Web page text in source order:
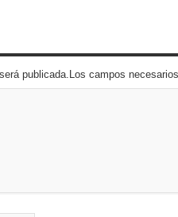
publicada.Los campos